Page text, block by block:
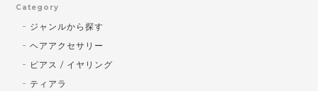
Category
ジャンルから探す
ヘアアクセサリー
ピアス / イヤリング
ティアラ